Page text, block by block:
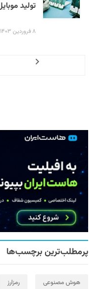
تولید
۸ فروردین ۱۴۰۳
پرمطلب‌ترین برچسب‌ها
هوش مصنوعی رمزارز